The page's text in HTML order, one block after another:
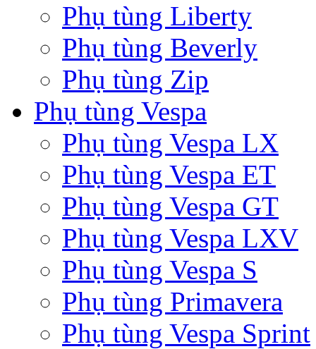
Phụ tùng Liberty
Phụ tùng Beverly
Phụ tùng Zip
Phụ tùng Vespa
Phụ tùng Vespa LX
Phụ tùng Vespa ET
Phụ tùng Vespa GT
Phụ tùng Vespa LXV
Phụ tùng Vespa S
Phụ tùng Primavera
Phụ tùng Vespa Sprint